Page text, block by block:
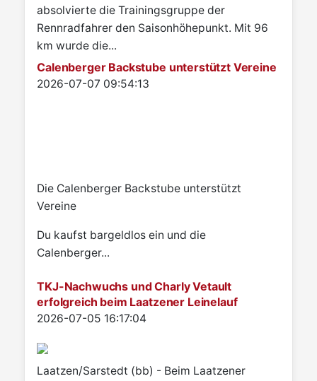
absolvierte die Trainingsgruppe der
Rennradfahrer den Saisonhöhepunkt. Mit 96
km wurde die...
Calenberger Backstube unterstützt Vereine
Details
2026-07-07 09:54:13
Die Calenberger Backstube unterstützt
Vereine
Du kaufst bargeldlos ein und die
Calenberger...
TKJ-Nachwuchs und Charly Vetault
erfolgreich beim Laatzener Leinelauf
Details
2026-07-05 16:17:04
Laatzen/Sarstedt (bb) - Beim Laatzener